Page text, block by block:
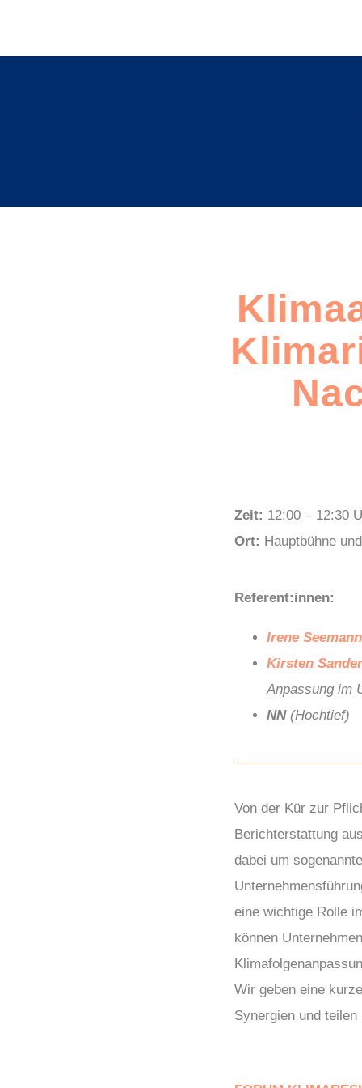
Zeit: 12:00 – 12:30
Ort: Hauptbühne
Referent:innen:
Irene Seemann
Kirsten Sander
Anpassung im
NN(Hochtief)
Von der Kür zur
Berichterstattung
dabei um
eine wichtige Rolle
können
Wir geben eine
Synergien und